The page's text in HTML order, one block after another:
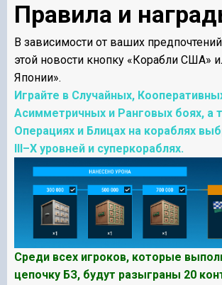
Правила и
В зависимости от ваших
этой новости кнопку «Корабли США»
Японии».
Играйте в Случайных,
Асимметричных и Ранговых боях, а
Операциях и Блицах на кораблях
III–X уровней и суперкораблях.
Среди всех игроков, которые
цепочку БЗ, будут разыграны 20